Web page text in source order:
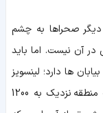
دیگر صحراها به چشم
آن نیست. اما باید
ها دارد؛ لینسویز
ماراینسیز اصلا بیابان نیست چرا که بارش سالانه منطقه نزدیک به 1200